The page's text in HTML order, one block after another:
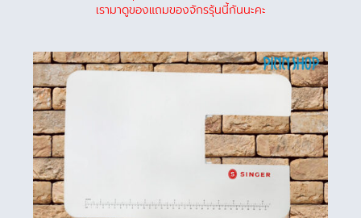
เรามาดูของแถมของจักรรุ้นนี้กันนะคะ